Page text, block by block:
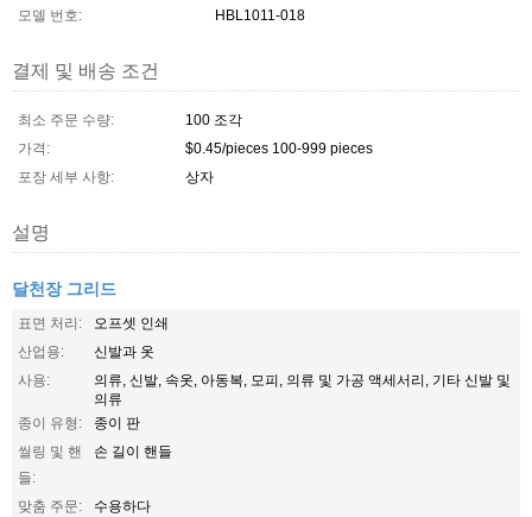
모델 번호:
HBL1011-018
결제 및 배송 조건
최소 주문 수량:
100 조각
가격:
$0.45/pieces 100-999 pieces
포장 세부 사항:
상자
설명
달천장 그리드
표면 처리:
오프셋 인쇄
산업용:
신발과 옷
사용:
의류, 신발, 속옷, 아동복, 모피, 의류 및 가공 액세서리, 기타 신발 및
의류
종이 유형:
종이 판
씰링 및 핸
들:
손 길이 핸들
맞춤 주문:
수용하다